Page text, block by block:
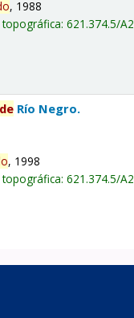
, 1988
topográfica:621.374.5/
de Río Negro.
, 1998
topográfica:621.374.5/